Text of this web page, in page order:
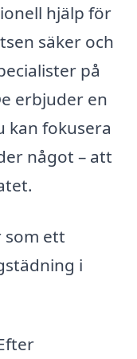
hjälp för
säker och
på
erbjuder en
kan fokusera
något – att
som ett
i